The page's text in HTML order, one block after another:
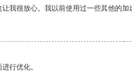
我很放心。我以前使用过一些其他的
行优化。